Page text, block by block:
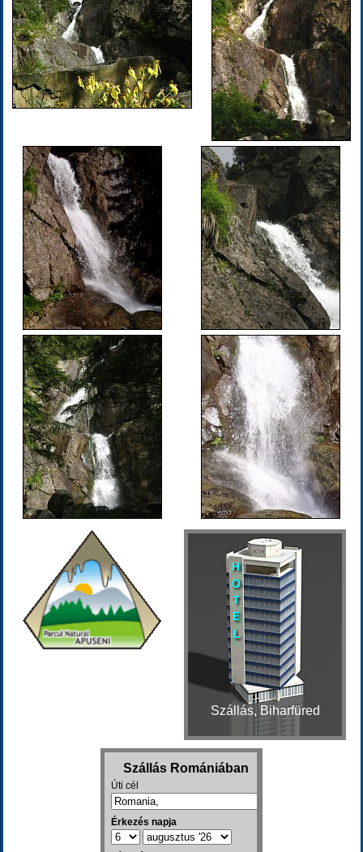
Szállás, Biharfüred